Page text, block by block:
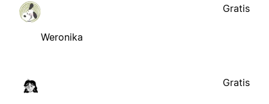
Weronika
Gratis
Gratis